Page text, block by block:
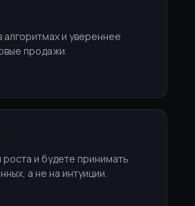
алгоритмах и увереннее
продажи.
роста и будете принимать
а не на интуиции.